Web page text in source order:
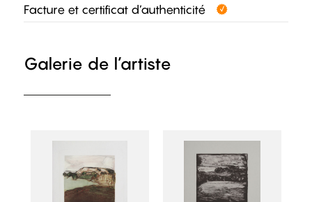
Facture et certificat d’authenticité
Galerie de l’artiste